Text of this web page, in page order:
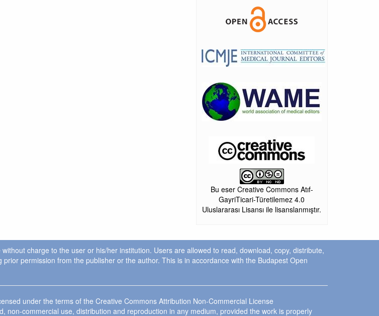
Bu eser Creative Commons Atıf-
GayriTicari-Türetilemez 4.0
Uluslararası Lisansı ile lisanslanmıştır.
charge to the user or his/her institution. Users are allowed to read, download, copy, distribute,
permission from the publisher or the author. This is in accordance with the Budapest Open
under the terms of the Creative Commons Attribution Non-Commercial License
non-commercial use, distribution and reproduction in any medium, provided the work is properly